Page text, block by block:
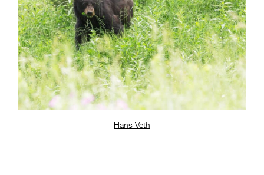
Hans Veth